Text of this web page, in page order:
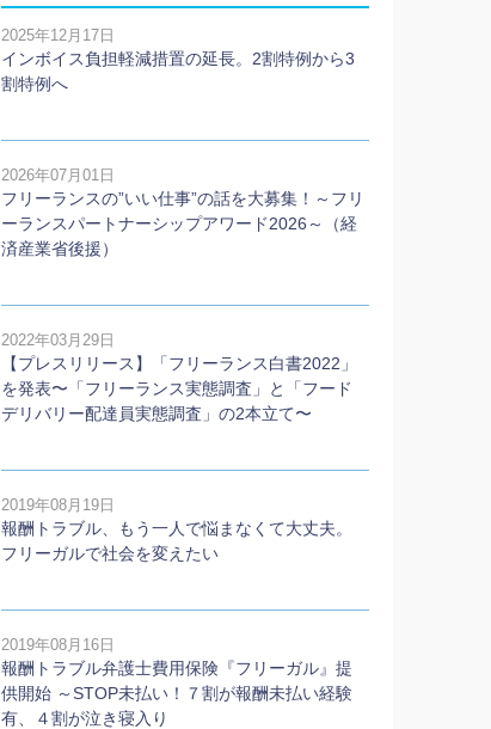
2025年12月17日
インボイス負担軽減措置の延長。2割特例から3
割特例へ
2026年07月01日
フリーランスの”いい仕事”の話を大募集！～フリ
ーランスパートナーシップアワード2026～（経
済産業省後援）
2022年03月29日
【プレスリリース】「フリーランス白書2022」
を発表〜「フリーランス実態調査」と「フード
デリバリー配達員実態調査」の2本⽴て〜
2019年08月19日
報酬トラブル、もう一人で悩まなくて大丈夫。
フリーガルで社会を変えたい
2019年08月16日
報酬トラブル弁護士費用保険『フリーガル』提
供開始 ～STOP未払い！７割が報酬未払い経験
有、４割が泣き寝入り